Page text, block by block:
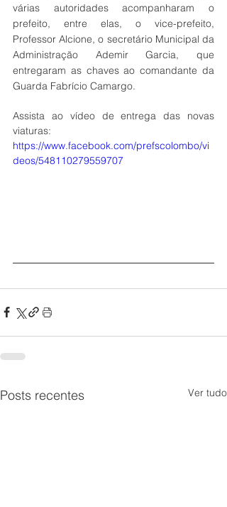
várias autoridades acompanharam o
prefeito, entre elas, o vice-prefeito,
Professor Alcione, o secretário Municipal da
Administração Ademir Garcia, que
entregaram as chaves ao comandante da
Guarda Fabrício Camargo.
Assista ao vídeo de entrega das novas
viaturas:
https://www.facebook.com/prefscolombo/vi
deos/548110279559707
Posts recentes Ver tudo